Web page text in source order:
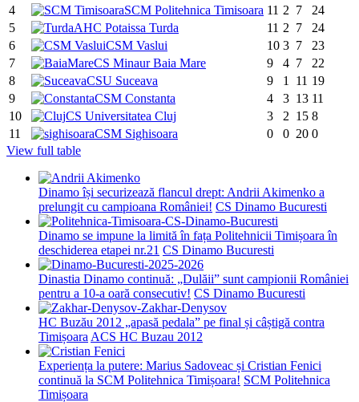
4
SCM Politehnica Timisoara 11 2 7
24
5
AHC Potaissa Turda 11 2 7
24
6
CSM Vaslui 10 3 7
23
7
CS Minaur Baia Mare 9 4 7
22
8
CSU Suceava 9 1 11 19
9
CSM Constanta 4 3 13 11
10
CS Universitatea Cluj 3 2 15 8
11
CSM Sighisoara 0 0 20 0
View full table
Dinamo își securizează flancul drept: Andrii Akimenko a
prelungit cu campioana României! CS Dinamo Bucuresti
Dinamo se impune la limită în fața Politehnicii Timișoara în
deschiderea etapei nr.21 CS Dinamo Bucuresti
Dinastia Dinamo continuă: „Dulăii” sunt campionii României
pentru a 10-a oară consecutiv! CS Dinamo Bucuresti
HC Buzău 2012 „apasă pedala” pe final și câștigă contra
Timișoara ACS HC Buzau 2012
Experiența la putere: Marius Sadoveac și Cristian Fenici
continuă la SCM Politehnica Timișoara! SCM Politehnica
Timișoara